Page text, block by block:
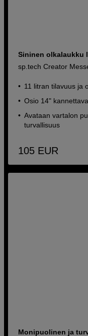
Sininen olkalaukku
sp.tech Creator
11 litran tilavuus ja
Osio 14"
Avataan vartalon
turvallisuus
105 EUR
Monipuolinen ja